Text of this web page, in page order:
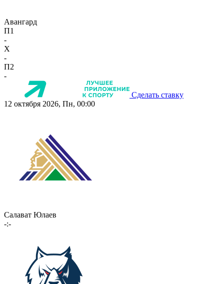
Авангард
П1
-
X
-
П2
-
Сделать ставку
12 октября 2026, Пн, 00:00
Салават Юлаев
-:-